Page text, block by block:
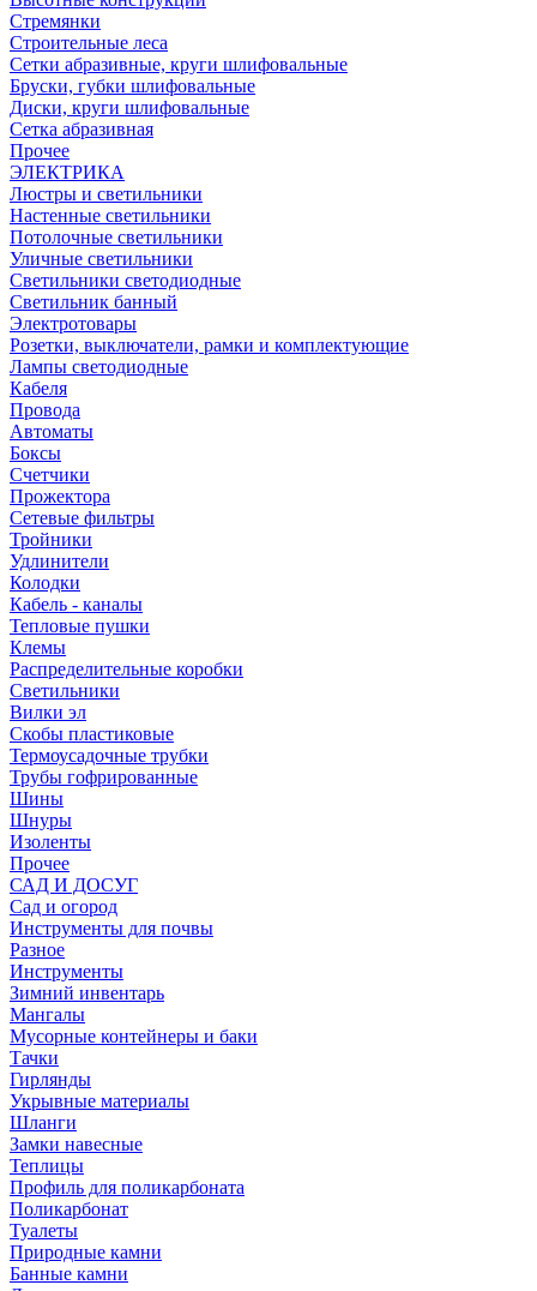
Стремянки
Строительные леса
Сетки абразивные, круги шлифовальные
Бруски, губки шлифовальные
Диски, круги шлифовальные
Сетка абразивная
Прочее
ЭЛЕКТРИКА
Люстры и светильники
Настенные светильники
Потолочные светильники
Уличные светильники
Светильники светодиодные
Светильник банный
Электротовары
Розетки, выключатели, рамки и комплектующие
Лампы светодиодные
Кабеля
Провода
Автоматы
Боксы
Счетчики
Прожектора
Сетевые фильтры
Тройники
Удлинители
Колодки
Кабель - каналы
Тепловые пушки
Клемы
Распределительные коробки
Светильники
Вилки эл
Скобы пластиковые
Термоусадочные трубки
Трубы гофрированные
Шины
Шнуры
Изоленты
Прочее
САД И ДОСУГ
Сад и огород
Инструменты для почвы
Разное
Инструменты
Зимний инвентарь
Мангалы
Мусорные контейнеры и баки
Тачки
Гирлянды
Укрывные материалы
Шланги
Замки навесные
Теплицы
Профиль для поликарбоната
Поликарбонат
Туалеты
Природные камни
Банные камни